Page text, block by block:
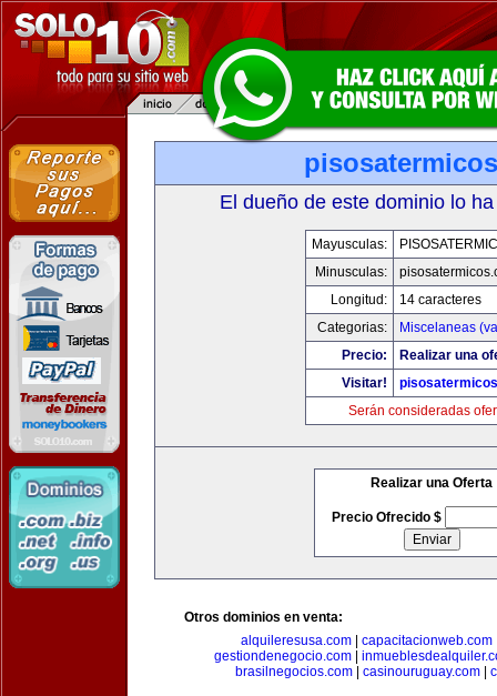
El dueño de este dominio lo
Mayusculas:
Minusculas:
Longitud:
14 caracteres
Categorias:
Miscelaneas
Precio:
Realizar una
Visitar!
Serán consideradas
Realizar una Oferta
Precio Ofrecido $
Otros dominios en venta:
alquileresusa.com
capacitacionweb.com
gestiondenegocio.com|
brasilnegocios.com| casinouruguay.com|